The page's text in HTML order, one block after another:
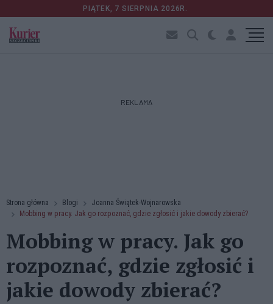
PIĄTEK, 7 SIERPNIA 2026R.
REKLAMA
Strona główna Blogi
Joanna Świątek-Wojnarowska
Mobbing w pracy. Jak go rozpoznać, gdzie zgłosić i jakie dowody zbierać?
Mobbing w pracy. Jak go
rozpoznać, gdzie zgłosić i
jakie dowody zbierać?